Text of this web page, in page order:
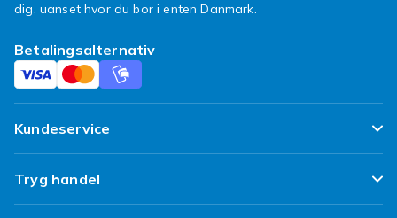
dig, uanset hvor du bor i enten Danmark.
Betalingsalternativ
Kundeservice
Ofte stillede spørgsmål
Spor min pakke
Tryg handel